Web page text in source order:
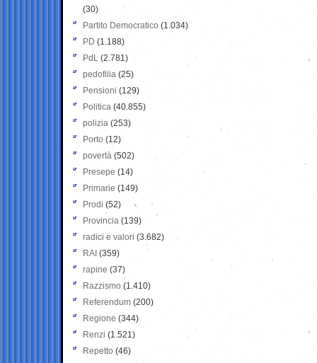
(30)
Partito Democratico (1.034)
PD (1.188)
PdL (2.781)
pedofilia (25)
Pensioni (129)
Politica (40.855)
polizia (253)
Porto (12)
povertà (502)
Presepe (14)
Primarie (149)
Prodi (52)
Provincia (139)
radici e valori (3.682)
RAI (359)
rapine (37)
Razzismo (1.410)
Referendum (200)
Regione (344)
Renzi (1.521)
Repetto (46)